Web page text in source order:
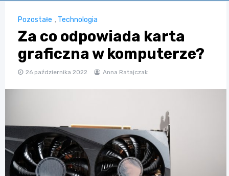
Pozostałe , Technologia
Za co odpowiada karta
graficzna w komputerze?
26 października 2022 Anna Ratajczak